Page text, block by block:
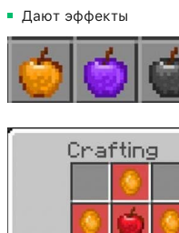
Дают эффекты